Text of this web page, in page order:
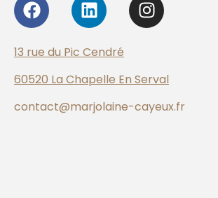
13 rue du Pic Cendré
60520 La Chapelle En Serval
contact@marjolaine-cayeux.fr